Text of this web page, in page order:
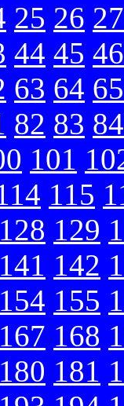
25 26 27
44 45 46
63 64 65
82 83 84
101
115
128 129
141 142
154 155
167 168
180 181